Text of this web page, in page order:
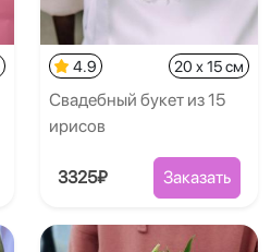
4.9 20 x 15 см
Свадебный букет из 15
ирисов
3325₽ Заказать